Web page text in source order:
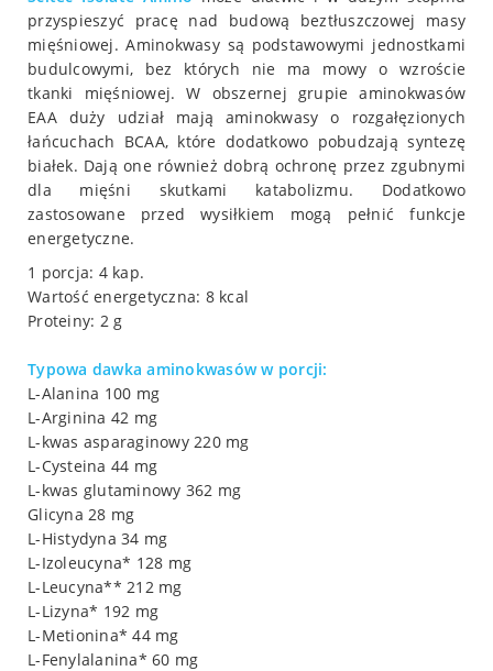
przyspieszyć pracę nad budową beztłuszczowej masy
mięśniowej. Aminokwasy są podstawowymi jednostkami
budulcowymi, bez których nie ma mowy o wzroście
tkanki mięśniowej. W obszernej grupie aminokwasów
EAA duży udział mają aminokwasy o rozgałęzionych
łańcuchach BCAA, które dodatkowo pobudzają syntezę
białek. Dają one również dobrą ochronę przez zgubnymi
dla mięśni skutkami katabolizmu. Dodatkowo
zastosowane przed wysiłkiem mogą pełnić funkcje
energetyczne.
1 porcja: 4 kap.
Wartość energetyczna: 8 kcal
Proteiny: 2 g
Typowa dawka aminokwasów w porcji:
L-Alanina 100 mg
L-Arginina 42 mg
L-kwas asparaginowy 220 mg
L-Cysteina 44 mg
L-kwas glutaminowy 362 mg
Glicyna 28 mg
L-Histydyna 34 mg
L-Izoleucyna* 128 mg
L-Leucyna** 212 mg
L-Lizyna* 192 mg
L-Metionina* 44 mg
L-Fenylalanina* 60 mg